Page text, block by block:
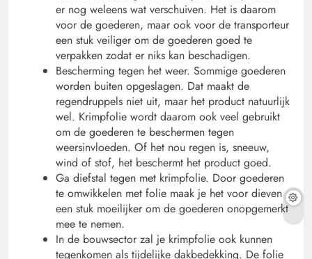
er nog weleens wat verschuiven. Het is daarom
voor de goederen, maar ook voor de transporteur
een stuk veiliger om de goederen goed te
verpakken zodat er niks kan beschadigen.
Bescherming tegen het weer. Sommige goederen
worden buiten opgeslagen. Dat maakt de
regendruppels niet uit, maar het product natuurlijk
wel. Krimpfolie wordt daarom ook veel gebruikt
om de goederen te beschermen tegen
weersinvloeden. Of het nou regen is, sneeuw,
wind of stof, het beschermt het product goed.
Ga diefstal tegen met krimpfolie. Door goederen
te omwikkelen met folie maak je het voor dieven
een stuk moeilijker om de goederen onopgemerkt
mee te nemen.
In de bouwsector zal je krimpfolie ook kunnen
tegenkomen als tijdelijke dakbedekking. De folie